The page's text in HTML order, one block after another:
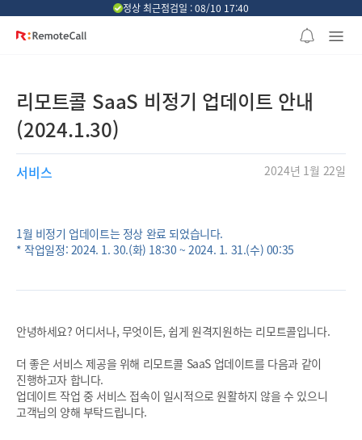
정상 최근점검일 : 08/10 17:40
리모트콜 SaaS 비정기 업데이트 안내
(2024.1.30)
서비스 2024년 1월 22일
1월 비정기 업데이트는 정상 완료 되었습니다.
* 작업일정: 2024. 1. 30.(화) 18:30 ~ 2024. 1. 31.(수) 00:35
안녕하세요? 어디서나, 무엇이든, 쉽게 원격지원하는 리모트콜입니다.
더 좋은 서비스 제공을 위해 리모트콜 SaaS 업데이트를 다음과 같이
진행하고자 합니다.
업데이트 작업 중 서비스 접속이 일시적으로 원활하지 않을 수 있으니
고객님의 양해 부탁드립니다.